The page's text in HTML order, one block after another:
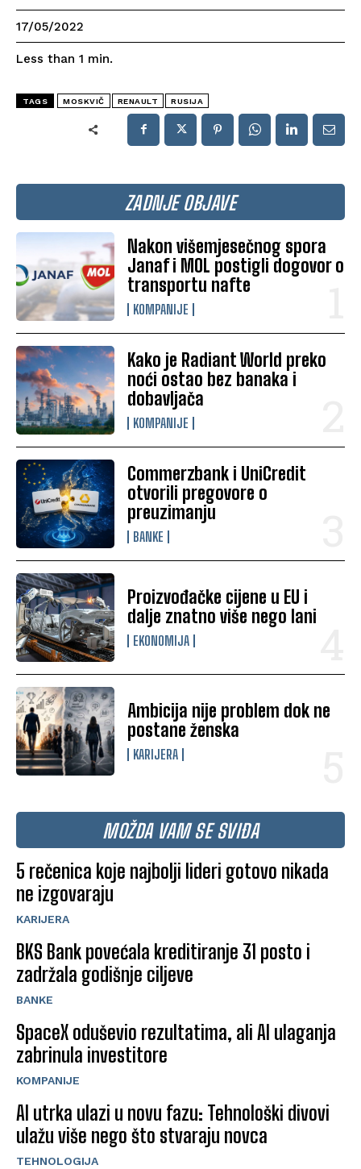
ZADNJE OBJAVE
Nakon višemjesečnog spora
Janaf i MOL postigli dogovor o
transportu nafte
KOMPANIJE
Kako je Radiant World preko
noći ostao bez banaka i
dobavljača
KOMPANIJE
Commerzbank i UniCredit
otvorili pregovore o
preuzimanju
BANKE
Proizvođačke cijene u EU i
dalje znatno više nego lani
EKONOMIJA
Ambicija nije problem dok ne
postane ženska
KARIJERA
MOŽDA VAM SE SVIĐA
5 rečenica koje najbolji lideri gotovo nikada
ne izgovaraju
KARIJERA
BKS Bank povećala kreditiranje 31 posto i
zadržala godišnje ciljeve
BANKE
SpaceX oduševio rezultatima, ali AI ulaganja
zabrinula investitore
KOMPANIJE
AI utrka ulazi u novu fazu: Tehnološki divovi
ulažu više nego što stvaraju novca
TEHNOLOGIJA
17/05/2022
Less than 1 min.
TAGS MOSKVIČ RENAULT RUSIJA